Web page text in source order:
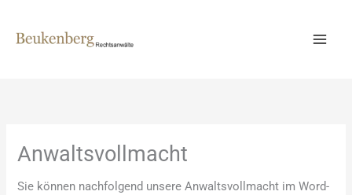
springen
Anwaltsvollmacht
Sie können nachfolgend unsere Anwaltsvollmacht im Word-